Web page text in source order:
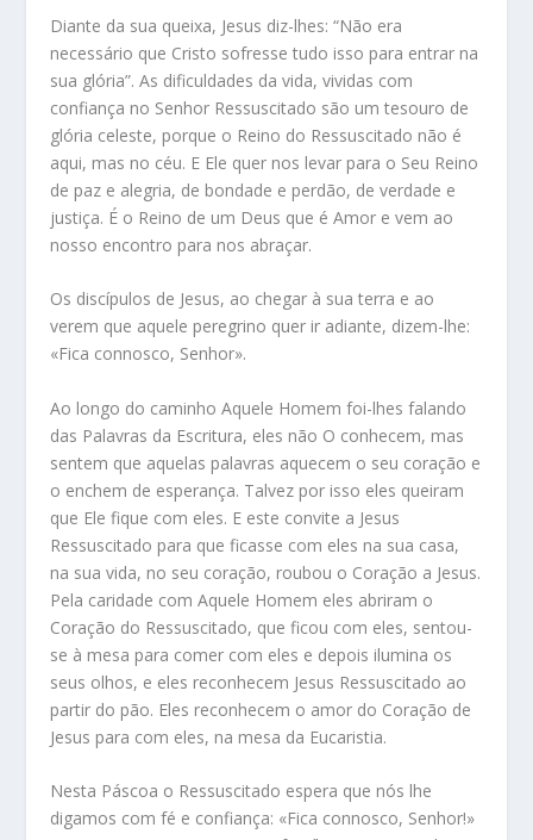
Diante da sua queixa, Jesus diz-lhes: “Não era
necessário que Cristo sofresse tudo isso para entrar na
sua glória”. As dificuldades da vida, vividas com
confiança no Senhor Ressuscitado são um tesouro de
glória celeste, porque o Reino do Ressuscitado não é
aqui, mas no céu. E Ele quer nos levar para o Seu Reino
de paz e alegria, de bondade e perdão, de verdade e
justiça. É o Reino de um Deus que é Amor e vem ao
nosso encontro para nos abraçar.
Os discípulos de Jesus, ao chegar à sua terra e ao
verem que aquele peregrino quer ir adiante, dizem-lhe:
«Fica connosco, Senhor».
Ao longo do caminho Aquele Homem foi-lhes falando
das Palavras da Escritura, eles não O conhecem, mas
sentem que aquelas palavras aquecem o seu coração e
o enchem de esperança. Talvez por isso eles queiram
que Ele fique com eles. E este convite a Jesus
Ressuscitado para que ficasse com eles na sua casa,
na sua vida, no seu coração, roubou o Coração a Jesus.
Pela caridade com Aquele Homem eles abriram o
Coração do Ressuscitado, que ficou com eles, sentou-
se à mesa para comer com eles e depois ilumina os
seus olhos, e eles reconhecem Jesus Ressuscitado ao
partir do pão. Eles reconhecem o amor do Coração de
Jesus para com eles, na mesa da Eucaristia.
Nesta Páscoa o Ressuscitado espera que nós lhe
digamos com fé e confiança: «Fica connosco, Senhor!»